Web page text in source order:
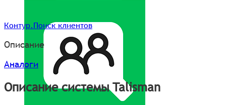
Контур.Поиск клиентов
Описание
Аналоги
Описание системы Talisman